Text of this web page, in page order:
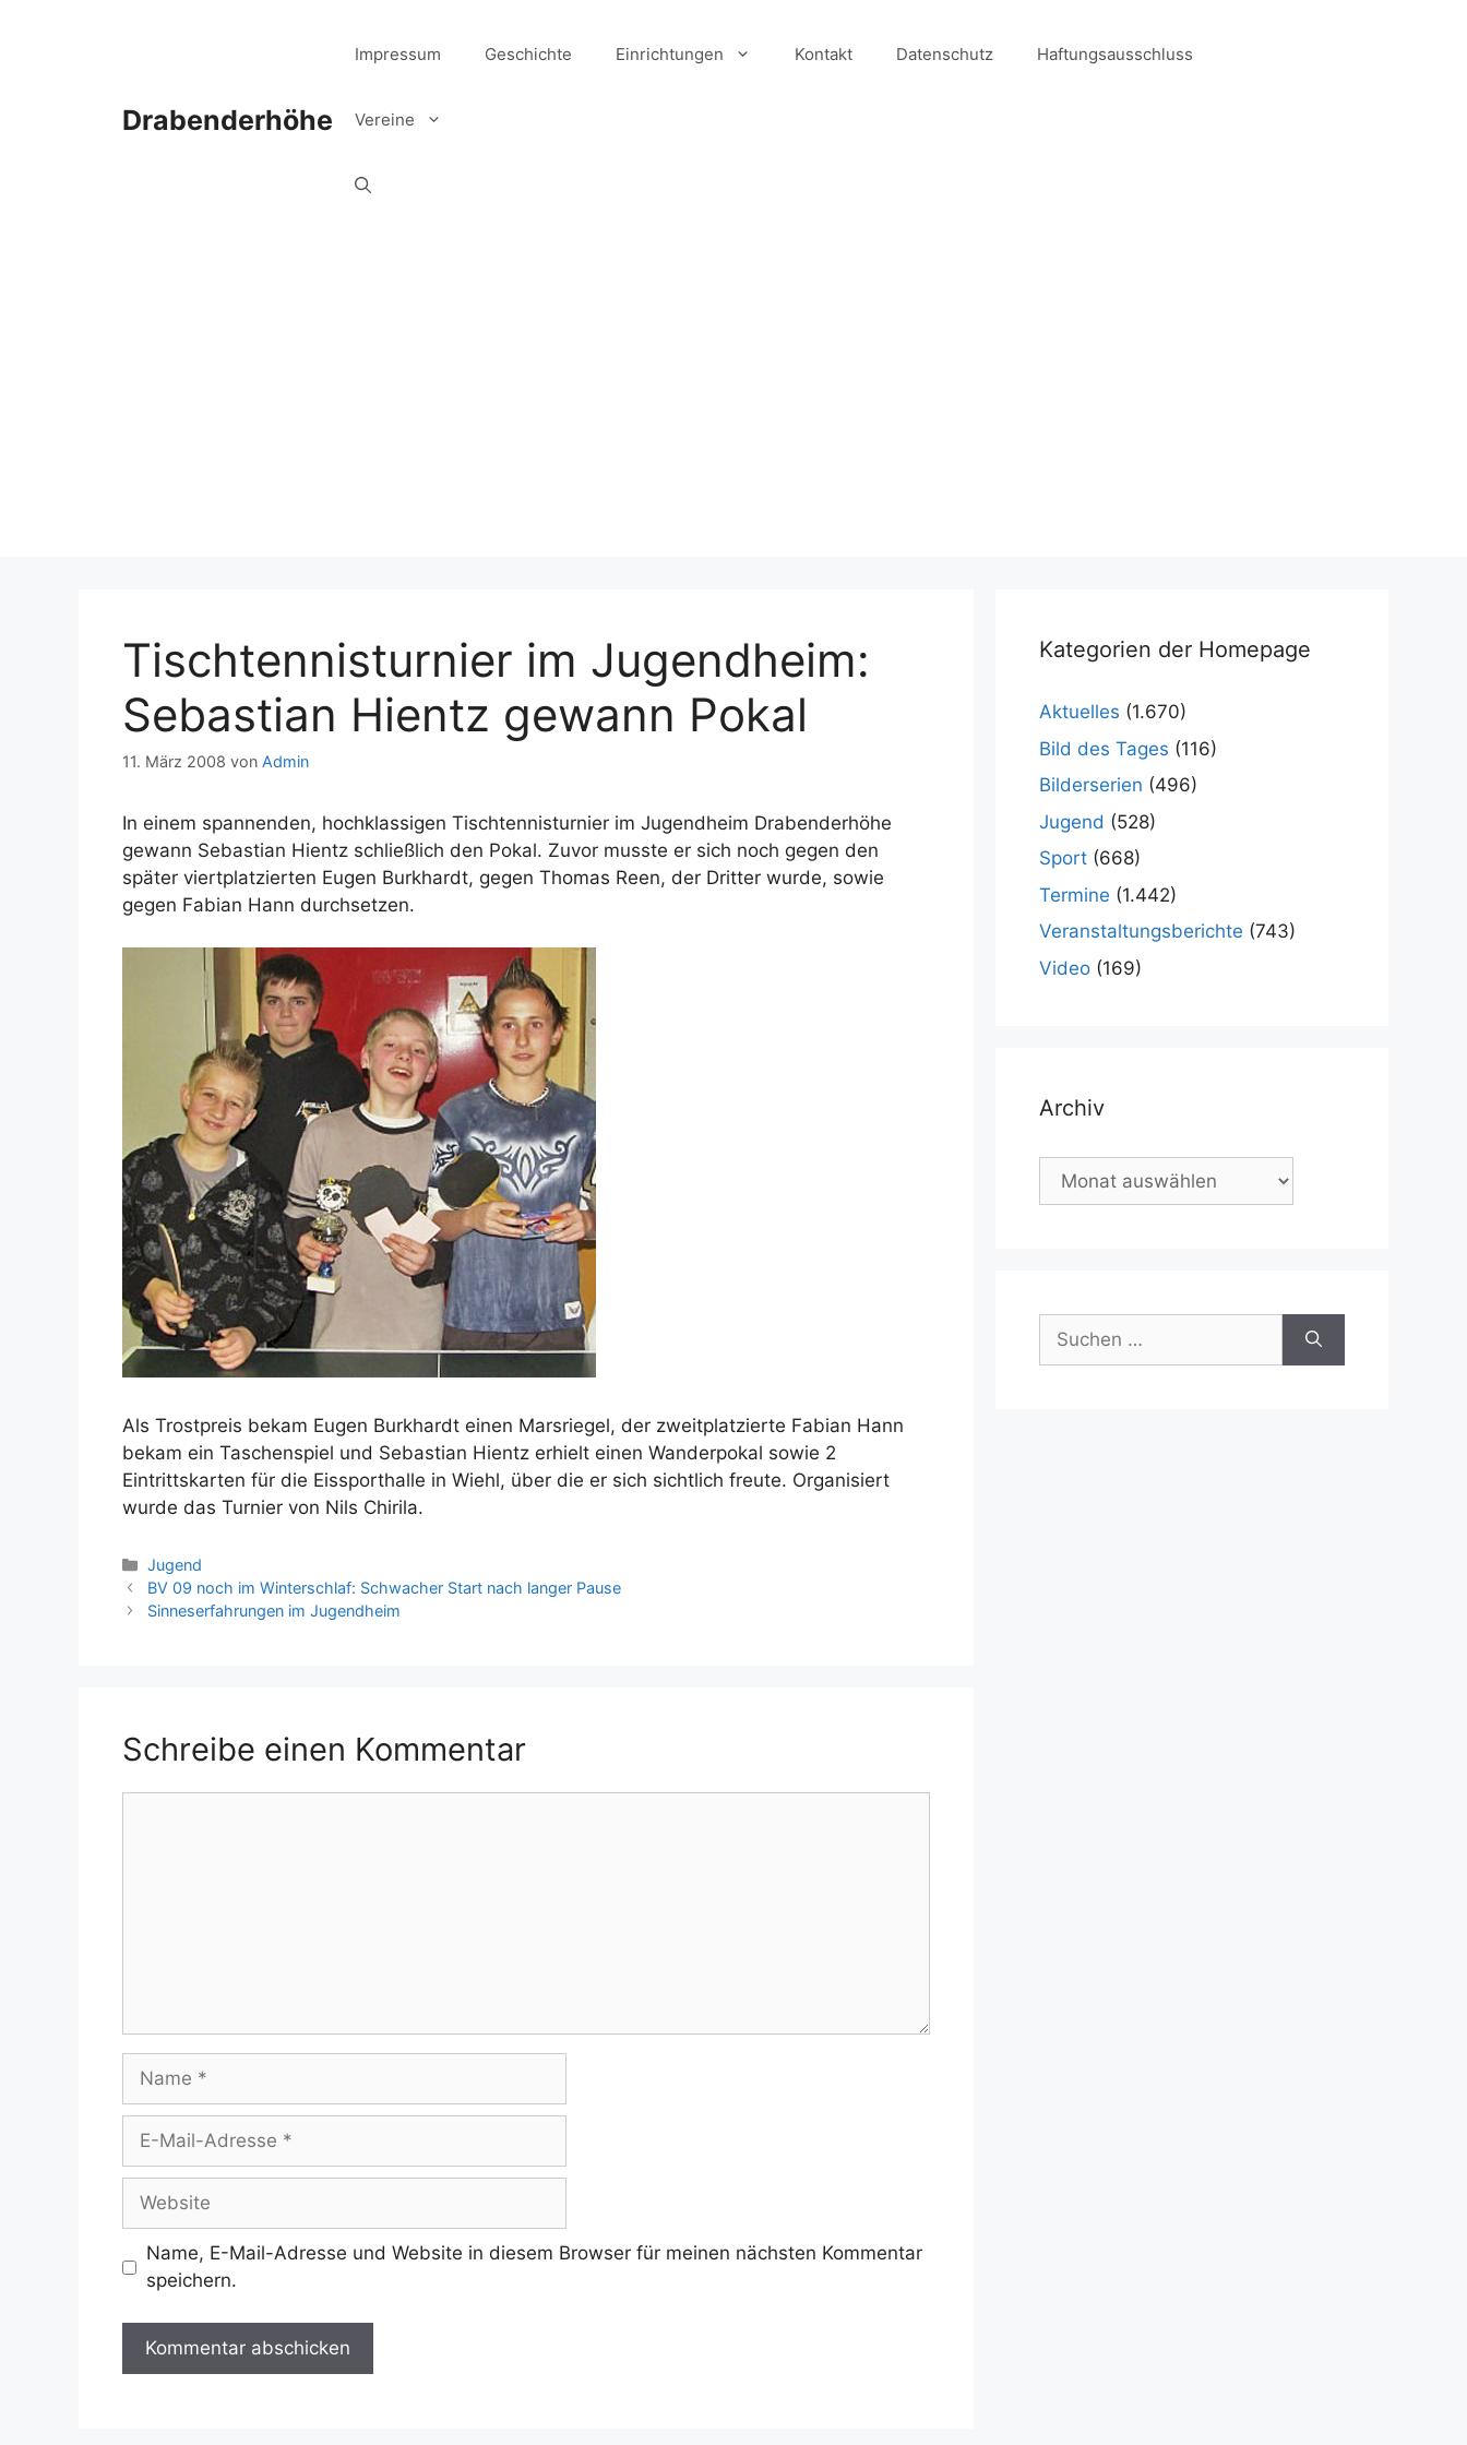
Drabenderhöhe
Impressum Geschichte Einrichtungen Kontakt Datenschutz Haftungsausschluss
Vereine
Tischtennisturnier im Jugendheim:
Sebastian Hientz gewann Pokal
11. März 2008 von Admin
In einem spannenden, hochklassigen Tischtennisturnier im Jugendheim Drabenderhöhe
gewann Sebastian Hientz schließlich den Pokal. Zuvor musste er sich noch gegen den
später viertplatzierten Eugen Burkhardt, gegen Thomas Reen, der Dritter wurde, sowie
gegen Fabian Hann durchsetzen.
Als Trostpreis bekam Eugen Burkhardt einen Marsriegel, der zweitplatzierte Fabian Hann
bekam ein Taschenspiel und Sebastian Hientz erhielt einen Wanderpokal sowie 2
Eintrittskarten für die Eissporthalle in Wiehl, über die er sich sichtlich freute. Organisiert
wurde das Turnier von Nils Chirila.
Kategorien
Jugend
BV 09 noch im Winterschlaf: Schwacher Start nach langer Pause
Sinneserfahrungen im Jugendheim
Schreibe einen Kommentar
Name
Adresse
Website
Name, E-Mail-Adresse und Website in diesem Browser für meinen nächsten Kommentar
speichern.
Kategorien der Homepage
Aktuelles (1.670)
Bild des Tages (116)
Bilderserien (496)
Jugend (528)
Sport (668)
Termine (1.442)
Veranstaltungsberichte (743)
Video (169)
Archiv
Archiv
nach: